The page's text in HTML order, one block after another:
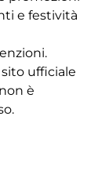
e festività
ufficiale
è